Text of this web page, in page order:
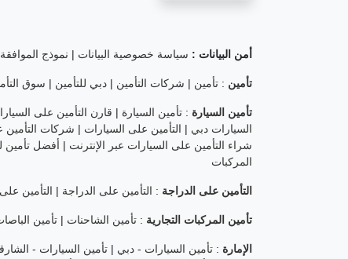
أمن البيانات : سياسة خصوصية البيانات | نموذج
تأمين : تأمين | شركات التأمين | دبي للتأمين | سوق
تأمين السيارة : تأمين السيارة | قارن التأمين على
السيارات دبي | التأمين على السيارات | شركات التأمين
شراء التأمين على السيارات عبر الإنترنت | أفضل تأمين
المركبات
التأمين على الدراجة : التأمين على الدراجة | التأمين
تأمين المركبات التجارية : تأمين الشاحنات | تأمين
الإمارة : تأمين السيارات - دبي | تأمين السيارات -